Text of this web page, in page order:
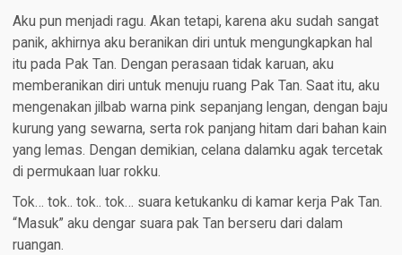
Aku pun menjadi ragu. Akan tetapi, karena aku sudah sangat
panik, akhirnya aku beranikan diri untuk mengungkapkan hal
itu pada Pak Tan. Dengan perasaan tidak karuan, aku
memberanikan diri untuk menuju ruang Pak Tan. Saat itu, aku
mengenakan jilbab warna pink sepanjang lengan, dengan baju
kurung yang sewarna, serta rok panjang hitam dari bahan kain
yang lemas. Dengan demikian, celana dalamku agak tercetak
di permukaan luar rokku.
Tok… tok.. tok.. tok… suara ketukanku di kamar kerja Pak Tan.
“Masuk” aku dengar suara pak Tan berseru dari dalam
ruangan.